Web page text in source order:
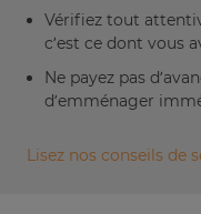
Vérifiez tout
c’est ce dont vous
Ne payez pas
d’emménager
Lisez nos conseils de